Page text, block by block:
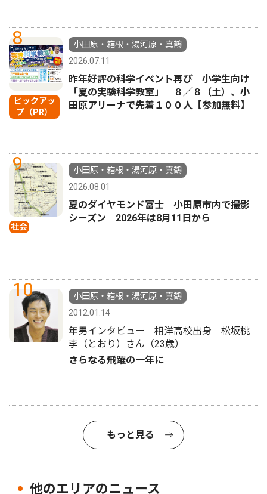
8
ピックアッ
プ（PR）
小田原・箱根・湯河原・真鶴
2026.07.11
昨年好評の科学イベント再び 小学生向け
「夏の実験科学教室」 ８／８（土）、小
田原アリーナで先着１００人【参加無料】
9
社会
小田原・箱根・湯河原・真鶴
2026.08.01
夏のダイヤモンド富士 小田原市内で撮影
シーズン 2026年は8月11日から
10
小田原・箱根・湯河原・真鶴
2012.01.14
年男インタビュー 相洋高校出身 松坂桃
李（とおり）さん（23歳）
さらなる飛躍の一年に
もっと見る
他のエリアのニュース